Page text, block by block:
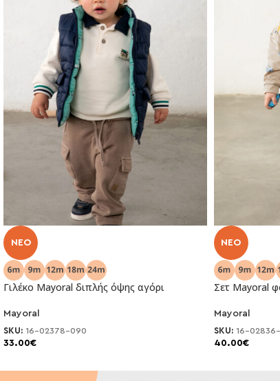
NEO
Γιλέκο Mayoral διπλής όψης αγόρι
Mayoral
SKU: 16-02378-090
33.00€
NEO
Σετ Mayoral
Mayoral
SKU: 16-02836-
40.00€